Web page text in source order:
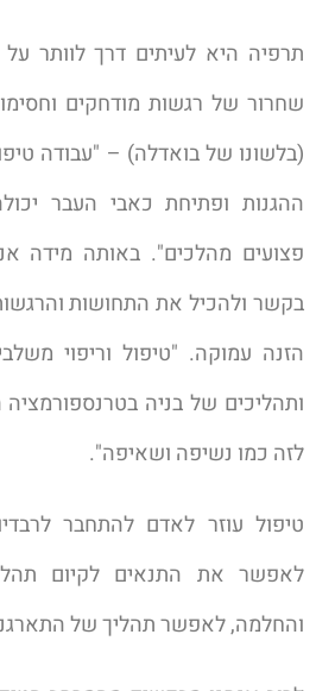
תרפיה היא לעיתים דרך לוותר
שחרור של רגשות מודחקים
(בלשונו של בואדלה) – "עבודה
ההגנות ופתיחת כאבי העבר
פצועים מהלכים". באותה מידה
בקשר ולהכיל את התחושות
הזנה עמוקה. "טיפול וריפוי
ותהליכים של בניה
לזה כמו נשיפה ושאיפה".
טיפול עוזר לאדם להתחבר
לאפשר את התנאים לקיום
והחלמה, לאפשר תהליך של